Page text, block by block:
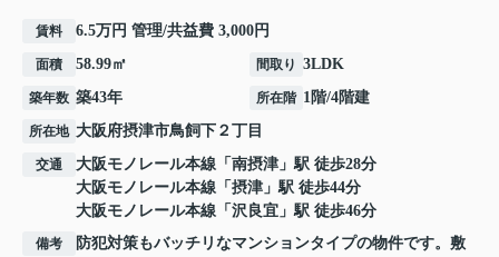
賃料 6.5万円 管理/共益費 3,000円
面積 58.99㎡ 間取り 3LDK
築年数 築43年 所在階 1階/4階建
所在地 大阪府摂津市鳥飼下 ２丁目
交通 大阪モノレール本線 「 南摂津 」駅 徒歩28分
大阪モノレール本線 「 摂津 」駅 徒歩44分
大阪モノレール本線 「 沢良宜 」駅 徒歩46分
備考
防犯対策もバッチリなマンションタイプの物件です。敷